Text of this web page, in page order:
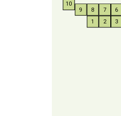
1 2 3
6
7
8
9
10